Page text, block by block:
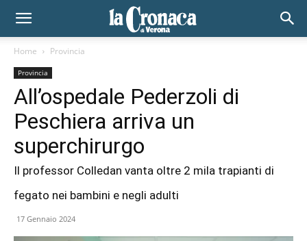
Home Provincia
Provincia
All’ospedale Pederzoli di
Peschiera arriva un
superchirurgo
Il professor Colledan vanta oltre 2 mila trapianti di
fegato nei bambini e negli adulti
17 Gennaio 2024